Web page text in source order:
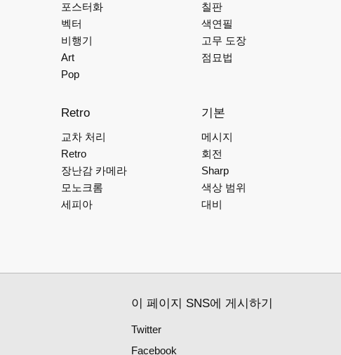
포스터화
벡터
비행기
Art
Pop
칠판
색연필
고무 도장
점묘법
Retro
교차 처리
Retro
장난감 카메라
모노크롬
세피아
기본
메시지
회전
Sharp
색상 범위
대비
이 페이지 SNS에 게시하기
Twitter
Facebook